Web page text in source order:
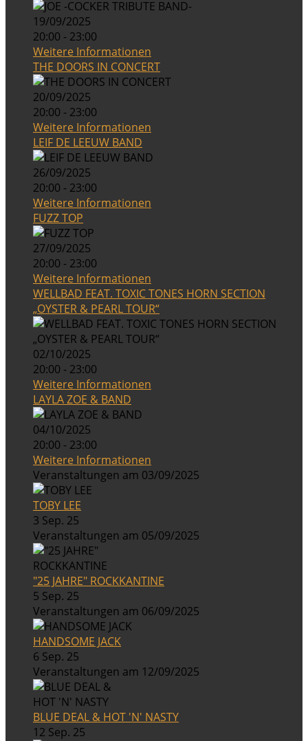
19/09/2025
20:00 - 23:00
Weitere Informationen
THE DOORS IN CONCERT
20/09/2025
20:00 - 23:00
Weitere Informationen
LEIF DE LEEUW BAND
26/09/2025
20:00 - 23:00
Weitere Informationen
FUZZ TOP
27/09/2025
20:00 - 23:00
Weitere Informationen
WELLBAD FEAT. TOXIC TONES HORN SECTION
„OYSTER & PEARL TOUR“
02/10/2025
20:00 - 23:00
Weitere Informationen
LAYLA ZOE & BAND
04/10/2025
20:00 - 23:00
Weitere Informationen
Veranstaltungen am 03/09/2025
TOBY LEE
3 Sep. 25
Veranstaltungen am 05/09/2025
"25 JAHRE" ROCKKANTINE
5 Sep. 25
Veranstaltungen am 06/09/2025
HANDSOME JACK
6 Sep. 25
Veranstaltungen am 12/09/2025
BLUE DEAL & HOT 'N' NASTY
12 Sep. 25